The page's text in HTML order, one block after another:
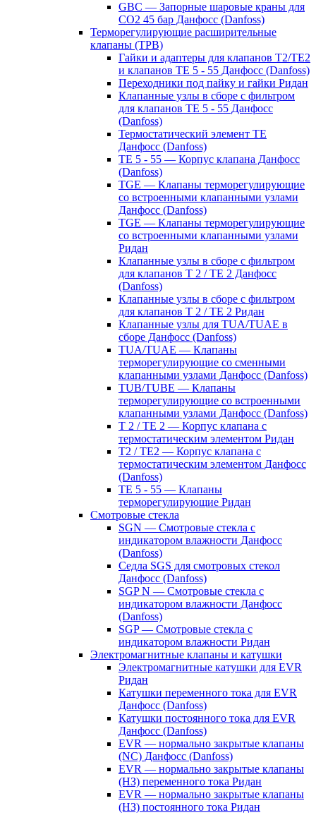
GBC — Запорные шаровые краны для
CO2 45 бар Данфосс (Danfoss)
Терморегулирующие расширительные
клапаны (ТРВ)
Гайки и адаптеры для клапанов T2/TE2
и клапанов TE 5 - 55 Данфосс (Danfoss)
Переходники под пайку и гайки Ридан
Клапанные узлы в сборе с фильтром
для клапанов TE 5 - 55 Данфосс
(Danfoss)
Термостатический элемент TE
Данфосс (Danfoss)
TE 5 - 55 — Корпус клапана Данфосс
(Danfoss)
TGE — Клапаны терморегулирующие
со встроенными клапанными узлами
Данфосс (Danfoss)
TGE — Клапаны терморегулирующие
со встроенными клапанными узлами
Ридан
Клапанные узлы в сборе с фильтром
для клапанов T 2 / TE 2 Данфосс
(Danfoss)
Клапанные узлы в сборе с фильтром
для клапанов T 2 / TE 2 Ридан
Клапанные узлы для TUA/TUAE в
сборе Данфосс (Danfoss)
TUA/TUAE — Клапаны
терморегулирующие со сменными
клапанными узлами Данфосс (Danfoss)
TUB/TUBE — Клапаны
терморегулирующие со встроенными
клапанными узлами Данфосс (Danfoss)
T 2 / TE 2 — Корпус клапана с
термостатическим элементом Ридан
T2 / TE2 — Корпус клапана с
термостатическим элементом Данфосс
(Danfoss)
TE 5 - 55 — Клапаны
терморегулирующие Ридан
Смотровые стекла
SGN — Смотровые стекла с
индикатором влажности Данфосс
(Danfoss)
Седла SGS для смотровых стекол
Данфосс (Danfoss)
SGP N — Смотровые стекла с
индикатором влажности Данфосс
(Danfoss)
SGP — Смотровые стекла с
индикатором влажности Ридан
Электромагнитные клапаны и катушки
Электромагнитные катушки для EVR
Ридан
Катушки переменного тока для EVR
Данфосс (Danfoss)
Катушки постоянного тока для EVR
Данфосс (Danfoss)
EVR — нормально закрытые клапаны
(NC) Данфосс (Danfoss)
EVR — нормально закрытые клапаны
(НЗ) переменного тока Ридан
EVR — нормально закрытые клапаны
(НЗ) постоянного тока Ридан